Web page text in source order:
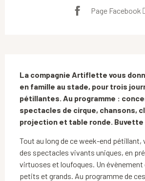
Page Facebook
La compagnie Artiflette vous
en famille au stade, pour trois
pétillantes. Au programme :
spectacles de cirque, chansons,
projection et table ronde. Buvette
Tout au long de ce week-end pétillant,
des spectacles vivants uniques, en
virtuoses et loufoques. Un
petits et grands. Au programme de